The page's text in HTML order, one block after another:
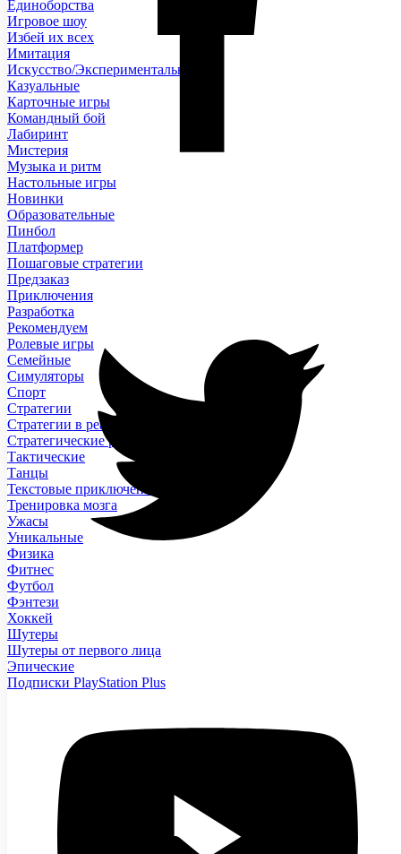
Единоборства
Игровое шоу
Избей их всех
Имитация
Искусство/Экспериментальные
Казуальные
Карточные игры
Командный бой
Лабиринт
Мистерия
Музыка и ритм
Настольные игры
Новинки
Образовательные
Пинбол
Платформер
Пошаговые стратегии
Предзаказ
Приключения
Разработка
Рекомендуем
Ролевые игры
Семейные
Симуляторы
Спорт
Стратегии
Стратегии в реальном времени
Стратегические ролевые игры
Тактические
Танцы
Текстовые приключения
Тренировка мозга
Ужасы
Уникальные
Физика
Фитнес
Футбол
Фэнтези
Хоккей
Шутеры
Шутеры от первого лица
Эпические
Подписки PlayStation Plus